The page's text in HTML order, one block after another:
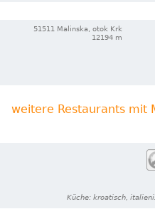
51511 Malinska, otok Krk
12194 m
weitere Restaurants mit
Küche: kroatisch,